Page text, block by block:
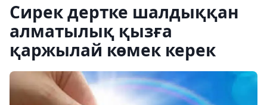
Сирек дертке шалдыққан
алматылық қызға
қаржылай көмек керек